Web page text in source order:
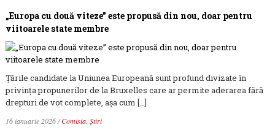
„Europa cu două viteze” este propusă din nou, doar pentru
viitoarele state membre
Țările candidate la Uniunea Europeană sunt profund divizate în
privința propunerilor de la Bruxelles care ar permite aderarea fără
drepturi de vot complete, așa cum […]
16 ianuarie 2026/Comisia, Știri